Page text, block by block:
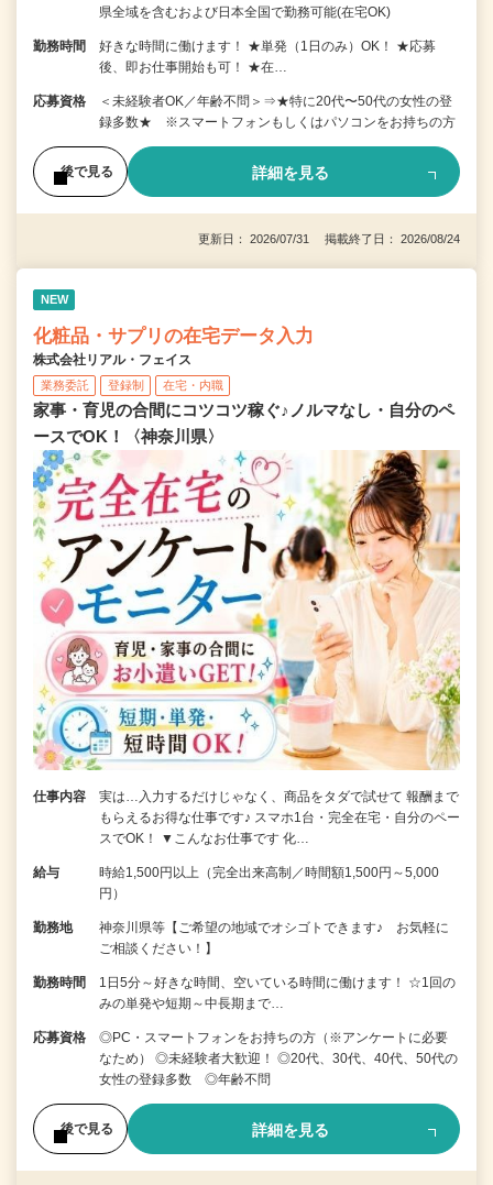
県全域を含むおよび日本全国で勤務可能(在宅OK)
勤務時間
好きな時間に働けます！ ★単発（1日のみ）OK！ ★応募
後、即お仕事開始も可！ ★在…
応募資格
＜未経験者OK／年齢不問＞⇒★特に20代〜50代の女性の登
録多数★ ※スマートフォンもしくはパソコンをお持ちの方
後で見る 詳細を見る
更新日： 2026/07/31 掲載終了日： 2026/08/24
NEW
化粧品・サプリの在宅データ入力
株式会社リアル・フェイス
業務委託 登録制 在宅・内職
家事・育児の合間にコツコツ稼ぐ♪ノルマなし・自分のペ
ースでOK！〈神奈川県〉
仕事内容
実は…入力するだけじゃなく、商品をタダで試せて 報酬まで
もらえるお得な仕事です♪ スマホ1台・完全在宅・自分のペー
スでOK！ ▼こんなお仕事です 化…
給与
時給1,500円以上（完全出来高制／時間額1,500円～5,000
円）
勤務地
神奈川県等【ご希望の地域でオシゴトできます♪ お気軽に
ご相談ください！】
勤務時間
1日5分～好きな時間、空いている時間に働けます！ ☆1回の
みの単発や短期～中長期まで…
応募資格
◎PC・スマートフォンをお持ちの方（※アンケートに必要
なため） ◎未経験者大歓迎！ ◎20代、30代、40代、50代の
女性の登録多数 ◎年齢不問
後で見る 詳細を見る